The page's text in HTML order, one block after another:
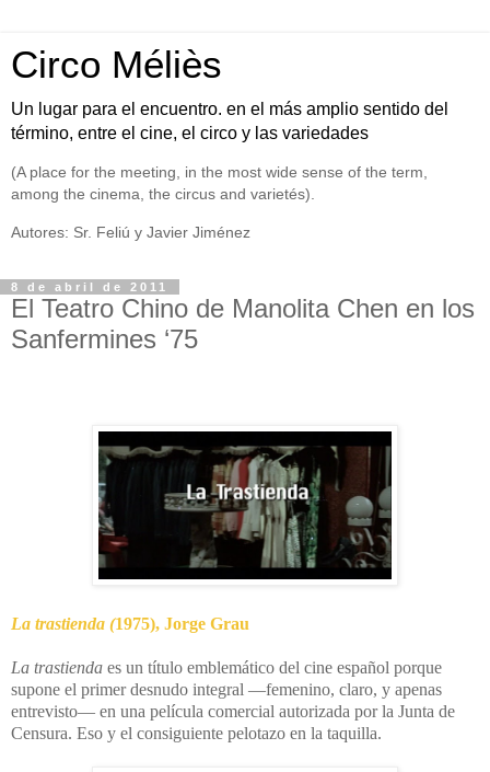
Circo Méliès
Un lugar para el encuentro. en el más amplio sentido del
término, entre el cine, el circo y las variedades
(A place for the meeting, in the most wide sense of the term,
among the cinema, the circus and varietés).
Autores: Sr. Feliú y Javier Jiménez
8 de abril de 2011
El Teatro Chino de Manolita Chen en los
Sanfermines ‘75
La trastienda (1975), Jorge Grau
La trastienda es un título emblemático del cine español porque
supone el primer desnudo integral —femenino, claro, y apenas
entrevisto— en una película comercial autorizada por la Junta de
Censura. Eso y el consiguiente pelotazo en la taquilla.